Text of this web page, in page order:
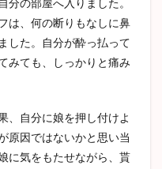
分の部屋へ入りました。
は、何の断りもなしに鼻
した。自分が酔っ払って
みても、しっかりと痛み
、自分に娘を押し付けよ
原因ではないかと思い当
に気をもたせながら、貰